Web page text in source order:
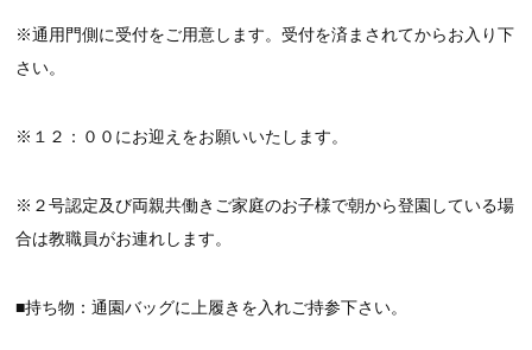
※通用門側に受付をご用意します。受付を済まされてからお入り下
さい。
※１２：００にお迎えをお願いいたします。
※２号認定及び両親共働きご家庭のお子様で朝から登園している場
合は教職員がお連れします。
■持ち物：通園バッグに上履きを入れご持参下さい。